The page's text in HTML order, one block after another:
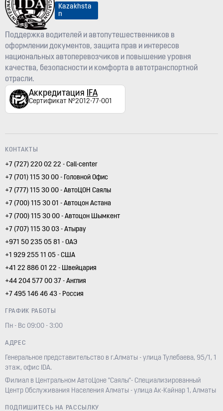
Kazakhsta
n
Поддержка водителей и автопутешественников в
оформлении документов, защита прав и интересов
национальных автоперевозчиков и повышение уровня
качества, безопасности и комфорта в автотранспортной
отрасли.
Аккредитация IFA
Сертификат №2012-77-001
КОНТАКТЫ
+7 (727) 220 02 22 - Call-center
+7 (701) 115 30 00 - Головной Офис
+7 (777) 115 30 00 - АвтоЦОН Саялы
+7 (700) 115 30 01 - Автоцон Астана
+7 (700) 115 30 00 - Автоцон Шымкент
+7 (707) 115 30 03 - Атырау
+971 50 235 05 81 - ОАЭ
+1 929 255 11 05 - США
+41 22 886 01 22 - Швейцария
+44 204 577 00 37 - Англия
+7 495 146 46 43 - Россия
ГРАФИК РАБОТЫ
Пн - Вс 09:00 - 3:00
АДРЕС
Генеральное представительство в г.Алматы - улица Тулебаева, 95/1, 1
этаж, офис IDA.
Филиал в Центральном АвтоЦоне "Саялы"- Специализированный
Центр Обслуживания Населения Алматы - улица Ак-Кайнар 1, Алматы
ПОДПИШИТЕСЬ НА РАССЫЛКУ